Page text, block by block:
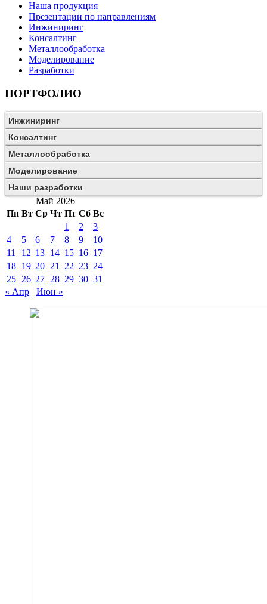
Наша продукция
Презентации по направлениям
Инжиниринг
Консалтинг
Металлообработка
Моделирование
Разработки
ПОРТФОЛИО
Инжиниринг
Консалтинг
Металлообработка
Моделирование
Наши разработки
Май 2026
Пн Вт Ср Чт Пт Сб Вс
1
2
3
4
5 6 7 8 9
10
11
12 13 14 15 16 17
18 19 20 21 22 23 24
25 26 27 28 29 30 31
« Апр
Июн »